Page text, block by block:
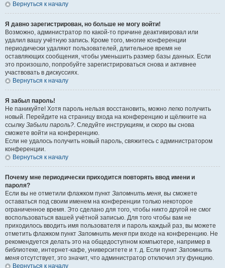
Вернуться к началу
Я давно зарегистрирован, но больше не могу войти!
Возможно, администратор по какой-то причине деактивировал или
удалил вашу учётную запись. Кроме того, многие конференции
периодически удаляют пользователей, длительное время не
оставляющих сообщения, чтобы уменьшить размер базы данных. Если
это произошло, попробуйте зарегистрироваться снова и активнее
участвовать в дискуссиях.
Вернуться к началу
Я забыл пароль!
Не паникуйте! Хотя пароль нельзя восстановить, можно легко получить
новый. Перейдите на страницу входа на конференцию и щёлкните на
ссылку Забыли пароль?. Следуйте инструкциям, и скоро вы снова
сможете войти на конференцию.
Если не удалось получить новый пароль, свяжитесь с администратором
конференции.
Вернуться к началу
Почему мне периодически приходится повторять ввод имени и
пароля?
Если вы не отметили флажком пункт Запомнить меня, вы сможете
оставаться под своим именем на конференции только некоторое
ограниченное время. Это сделано для того, чтобы никто другой не смог
воспользоваться вашей учётной записью. Для того чтобы вам не
приходилось вводить имя пользователя и пароль каждый раз, вы можете
отметить флажком пункт Запомнить меня при входе на конференцию. Не
рекомендуется делать это на общедоступном компьютере, например в
библиотеке, интернет-кафе, университете и т. д. Если пункт Запомнить
меня отсутствует, это значит, что администратор отключил эту функцию.
Вернуться к началу